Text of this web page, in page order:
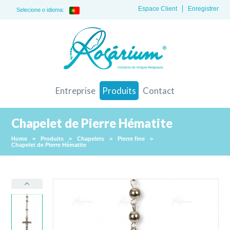
Selecione o idioma: Enregistrer
Espace Client
Entreprise Produits Contact
Chapelet de Pierre Hématite
Home > Produits > Chapelets > Pierre fine
>
Chapelet de Pierre Hématite